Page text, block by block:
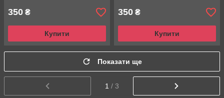
350 ₴
Купити
350 ₴
Купити
Показати ще
1 / 3